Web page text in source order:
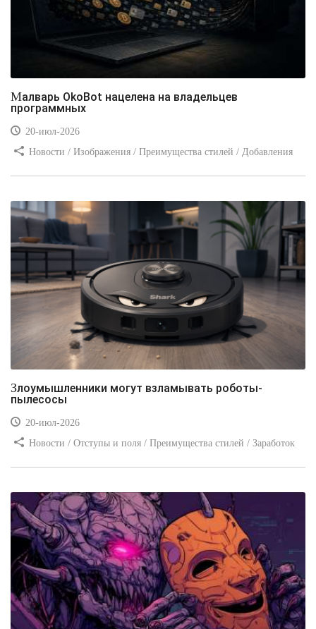
Малварь OkoBot нацелена на владельцев
программных
20-июл-2026
Новости / Изображения / Преимущества стилей / Добавления
Злоумышленники могут взламывать роботы-
пылесосы
20-июл-2026
Новости / Отступы и поля / Преимущества стилей / Заработок